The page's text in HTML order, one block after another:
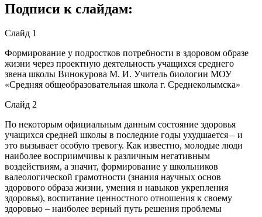
Подписи к слайдам:
Слайд 1
Формирование у подростков потребности в здоровом образе
жизни через проектную деятельность учащихся среднего
звена школы Винокурова М. И. Учитель биологии МОУ
«Средняя общеобразовательная школа г. Среднеколымска»
Слайд 2
По некоторым официальным данным состояние здоровья
учащихся средней школы в последние годы ухудшается – и
это вызывает особую тревогу. Как известно, молодые люди
наиболее восприимчивы к различным негативным
воздействиям, а значит, формирование у школьников
валеологической грамотности (знания научных основ
здорового образа жизни, умения и навыков укрепления
здоровья), воспитание ценностного отношения к своему
здоровью – наиболее верный путь решения проблемы